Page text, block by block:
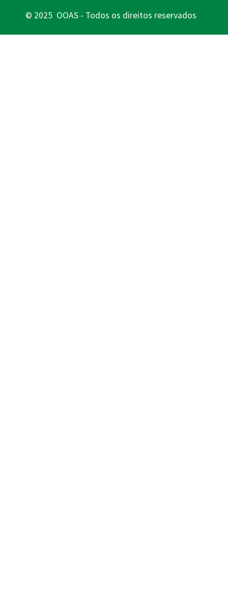
© 2025 OOAS - Todos os direitos reservados